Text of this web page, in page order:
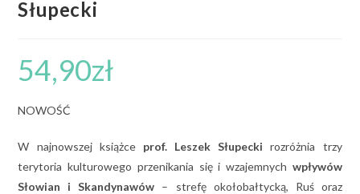
Słupecki
54,90zł
NOWOŚĆ
W najnowszej książce prof. Leszek Słupecki rozróżnia trzy
terytoria kulturowego przenikania się i wzajemnych wpływów
Słowian i Skandynawów – strefę okołobałtycką, Ruś oraz